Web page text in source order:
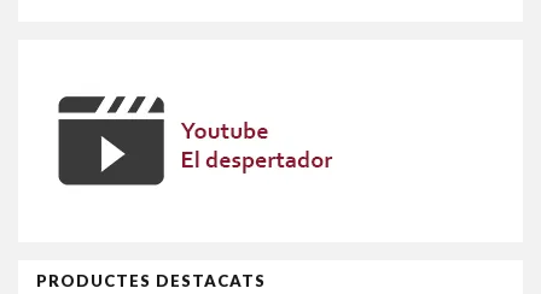
PRODUCTES DESTACATS